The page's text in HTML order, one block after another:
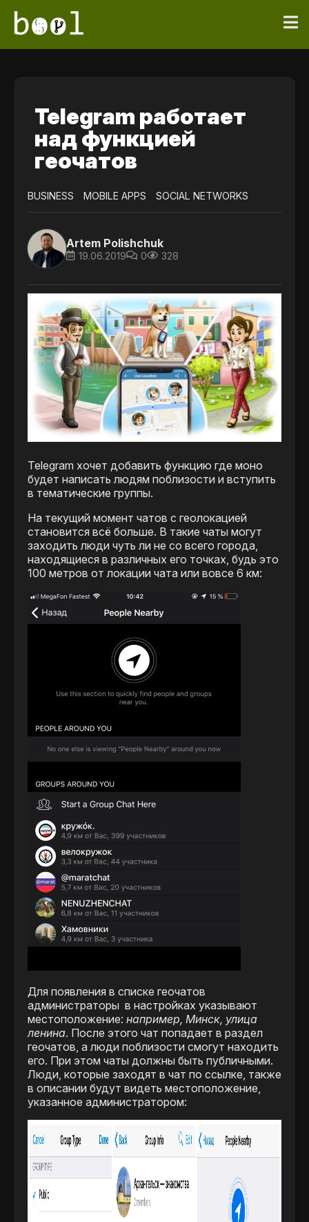
Telegram работает
над функцией
геочатов
BUSINESS MOBILE APPS SOCIAL NETWORKS
Artem Polishchuk
19.06.2019 0 328
Telegram хочет добавить функцию где моно
будет написать людям поблизости и вступить
в тематические группы.
На текущий момент чатов с геолокацией
становится всё больше. В такие чаты могут
заходить люди чуть ли не со всего города,
находящиеся в различных его точках, будь это
100 метров от локации чата или вовсе 6 км:
Для появления в списке геочатов
администраторы в настройках указывают
местоположение: например, Минск, улица
ленина. После этого чат попадает в раздел
геочатов, а люди поблизости смогут находить
его. При этом чаты должны быть публичными.
Люди, которые заходят в чат по ссылке, также
в описании будут видеть местоположение,
указанное администратором: